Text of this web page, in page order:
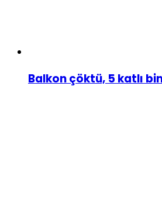
Balkon çöktü, 5 katlı